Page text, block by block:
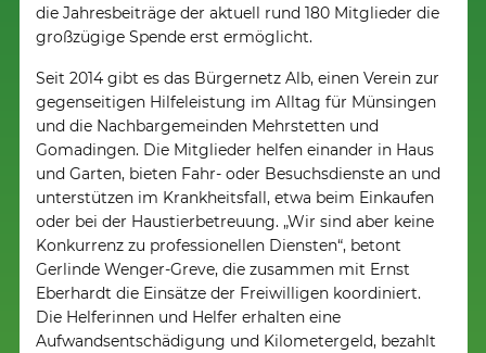
die Jahresbeiträge der aktuell rund 180 Mitglieder die
großzügige Spende erst ermöglicht.
Seit 2014 gibt es das Bürgernetz Alb, einen Verein zur
gegenseitigen Hilfeleistung im Alltag für Münsingen
und die Nachbargemeinden Mehrstetten und
Gomadingen. Die Mitglieder helfen einander in Haus
und Garten, bieten Fahr- oder Besuchsdienste an und
unterstützen im Krankheitsfall, etwa beim Einkaufen
oder bei der Haustierbetreuung. „Wir sind aber keine
Konkurrenz zu professionellen Diensten“, betont
Gerlinde Wenger-Greve, die zusammen mit Ernst
Eberhardt die Einsätze der Freiwilligen koordiniert.
Die Helferinnen und Helfer erhalten eine
Aufwandsentschädigung und Kilometergeld, bezahlt